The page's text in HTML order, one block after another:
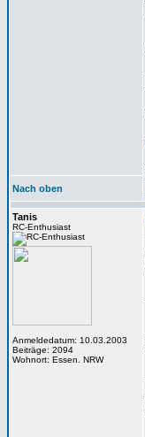
Nach oben
Tanis
RC-Enthusiast
Anmeldedatum: 10.03.2003
Beiträge: 2094
Wohnort: Essen. NRW